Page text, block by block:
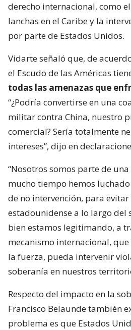
derecho internacional, como
lanchas en el Caribe y la
por parte de Estados Unidos.
Vidarte señaló que, de
el Escudo de las Américas
todas las amenazas que
“¿Podría convertirse en una
militar contra China, nuestro
comercial? Sería totalmente
intereses”, dijo en
“Nosotros somos parte de
mucho tiempo hemos
de no intervención, para
estadounidense a lo largo del
bien estamos legitimando, a
mecanismo internacional,
la fuerza, pueda intervenir
soberanía en nuestros
Respecto del impacto en la
Francisco Belaunde también
problema es que Estados